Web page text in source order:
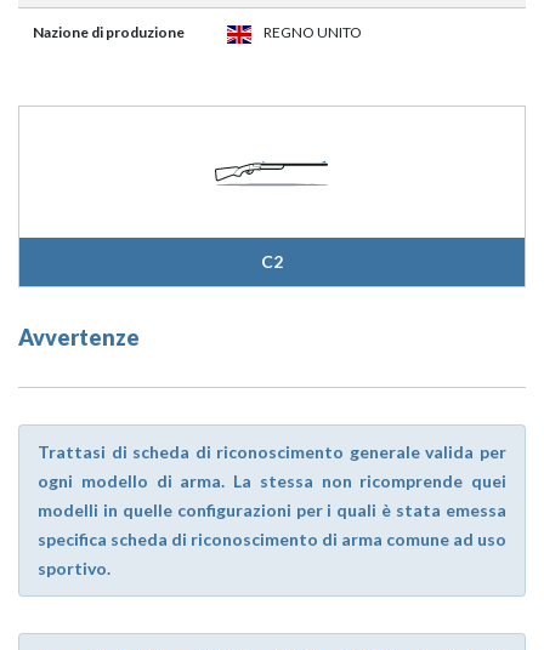
Nazione di produzione REGNO UNITO
C2
Avvertenze
Trattasi di scheda di riconoscimento generale valida per
ogni modello di arma. La stessa non ricomprende quei
modelli in quelle configurazioni per i quali è stata emessa
specifica scheda di riconoscimento di arma comune ad uso
sportivo.